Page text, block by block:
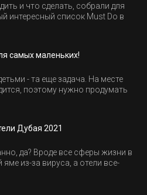
и что сделать, собрали для
интересный список Must Do в
самых маленьких!
- та еще задача. На месте
поэтому нужно продумать
Дубая 2021
да? Вроде все сферы жизни в
яме из-за вируса, а отели все-